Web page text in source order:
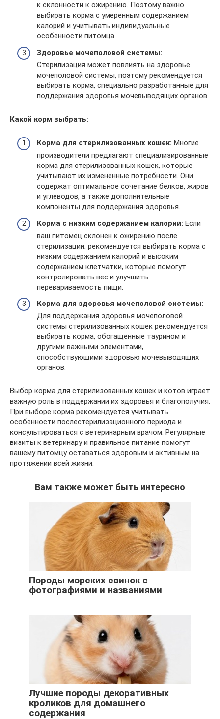
к склонности к ожирению. Поэтому важно
выбирать корма с умеренным содержанием
калорий и учитывать индивидуальные
особенности питомца.
Здоровье мочеполовой системы:
Стерилизация может повлиять на здоровье
мочеполовой системы, поэтому рекомендуется
выбирать корма, специально разработанные для
поддержания здоровья мочевыводящих органов.
Какой корм выбрать:
Корма для стерилизованных кошек: Многие
производители предлагают специализированные
корма для стерилизованных кошек, которые
учитывают их измененные потребности. Они
содержат оптимальное сочетание белков, жиров
и углеводов, а также дополнительные
компоненты для поддержания здоровья.
Корма с низким содержанием калорий: Если
ваш питомец склонен к ожирению после
стерилизации, рекомендуется выбирать корма с
низким содержанием калорий и высоким
содержанием клетчатки, которые помогут
контролировать вес и улучшить
перевариваемость пищи.
Корма для здоровья мочеполовой системы:
Для поддержания здоровья мочеполовой
системы стерилизованных кошек рекомендуется
выбирать корма, обогащенные таурином и
другими важными элементами,
способствующими здоровью мочевыводящих
органов.
Выбор корма для стерилизованных кошек и котов играет
важную роль в поддержании их здоровья и благополучия.
При выборе корма рекомендуется учитывать
особенности послестерилизационного периода и
консультироваться с ветеринарным врачом. Регулярные
визиты к ветеринару и правильное питание помогут
вашему питомцу оставаться здоровым и активным на
протяжении всей жизни.
Вам также может быть интересно
Породы морских свинок с
фотографиями и названиями
Лучшие породы декоративных
кроликов для домашнего
содержания